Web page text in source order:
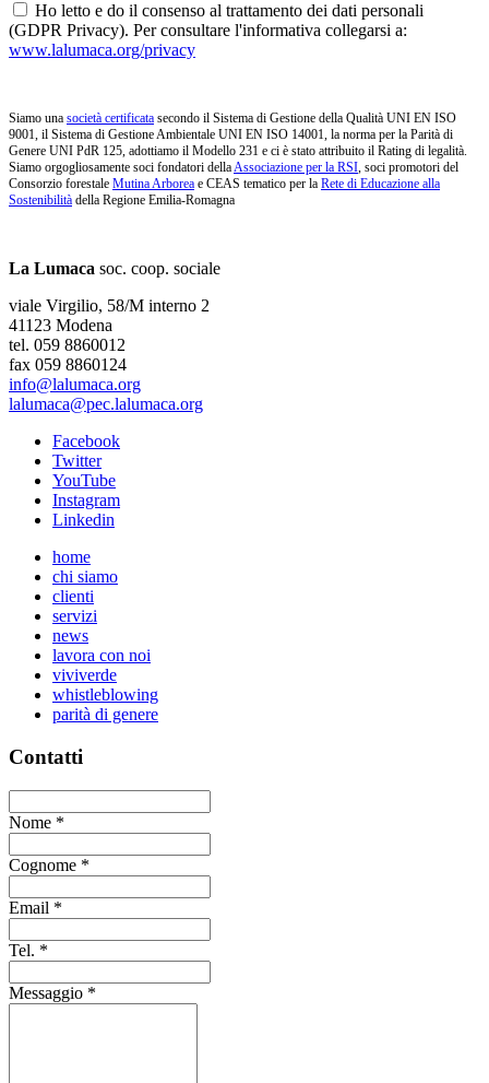
Ho letto e do il consenso al trattamento dei dati personali
(GDPR Privacy). Per consultare l'informativa collegarsi a:
www.lalumaca.org/privacy
Siamo una società certificata secondo il Sistema di Gestione della Qualità UNI EN ISO
9001, il Sistema di Gestione Ambientale UNI EN ISO 14001, la norma per la Parità di
Genere UNI PdR 125, adottiamo il Modello 231 e ci è stato attribuito il Rating di legalità.
Siamo orgogliosamente soci fondatori dellaAssociazione per la RSI, soci promotori del
Consorzio forestale Mutina Arborea e CEAS tematico per la Rete di Educazione alla
Sostenibilità della Regione Emilia-Romagna
La Lumaca soc. coop. sociale
viale Virgilio, 58/M interno 2
41123 Modena
tel. 059 8860012
fax 059 8860124
info@lalumaca.org
lalumaca@pec.lalumaca.org
Facebook
Twitter
YouTube
Instagram
Linkedin
home
chi siamo
clienti
servizi
news
lavora con noi
viviverde
whistleblowing
parità di genere
Contatti
Nome *
Cognome *
Email *
Tel. *
Messaggio *